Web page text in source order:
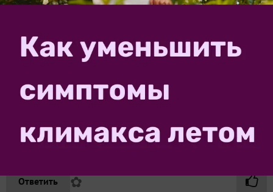
17t94516
У меня в подъезде на площадке в щитке стоят 2
раз таки провод на который я хотел подключать
теплый пол подключен к автомату С16
Ответить ✿